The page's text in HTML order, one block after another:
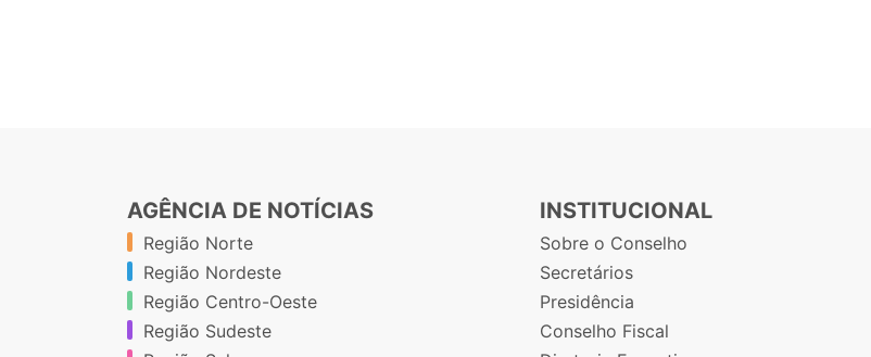
AGÊNCIA DE NOTÍCIAS
Região Norte
Região Nordeste
Região Centro-Oeste
Região Sudeste
INSTITUCIONAL
Sobre o Conselho
Secretários
Presidência
Conselho Fiscal